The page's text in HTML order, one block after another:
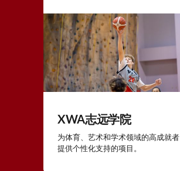
XWA志远学院
为体育、艺术和学术领域的高成就者
提供个性化支持的项目。